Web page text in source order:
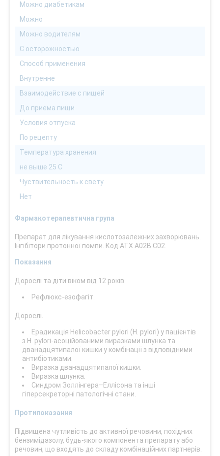
Можно диабетикам
Можно
Можно водителям
С осторожностью
Способ применения
Внутренне
Взаимодействие с пищей
До приема пищи
Условия отпуска
По рецепту
Температура хранения
не выше 25 С
Чуствительность к свету
Нет
Фармакотерапевтична група
Препарат для лікування кислотозалежних захворювань.
Інгібітори протонної помпи. Код АТХ А02В С02.
Показання
Дорослі та діти віком від 12 років.
Рефлюкс-езофагіт.
Дорослі.
Ерадикація Helicobacter pylori (H. руlori) у пацієнтів
з H. руlori-асоційованими виразками шлунка та
дванадцятипалої кишки у комбінації з відповідними
антибіотиками.
Виразка дванадцятипалої кишки.
Виразка шлунка.
Синдром Золлінгера–Еллісона та інші
гіперсекреторні патологічні стани.
Протипоказання
Підвищена чутливість до активної речовини, похідних
бензимідазолу, будь-якого компонента препарату або
речовин, що входять до складу комбінаційних партнерів.